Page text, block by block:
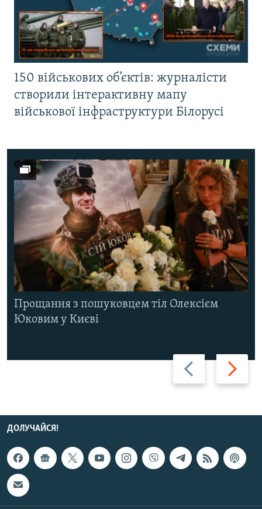
150 військових об’єктів: журналісти
створили інтерактивну мапу
військової інфраструктури Білорусі
Назад Вперед
Прощання з пошуковцем тіл Олексієм
Юковим у Києві
ДОЛУЧАЙСЯ!